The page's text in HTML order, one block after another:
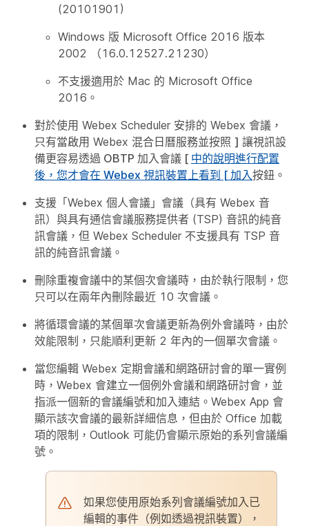
(20101901)
Windows 版 Microsoft Office 2016 版本
2002 （16.0.12527.21230）
不支援適用於 Mac 的 Microsoft Office
2016。
對於使用 Webex Scheduler 安排的 Webex 會議，
只有當啟用 Webex 混合日曆服務並按照 ] 讓視訊設
備更容易透過 OBTP 加入會議 [ 中的說明進行配置
後，您才會在 Webex 視訊裝置上看到 [ 加入按鈕。
支援「Webex 個人會議」會議（具有 Webex 音
訊）與具有通信會議服務提供者 (TSP) 音訊的純音
訊會議，但 Webex Scheduler 不支援具有 TSP 音
訊的純音訊會議。
刪除重複會議中的某個次會議時，由於執行限制，您
只可以在兩年內刪除最近 10 次會議。
將循環會議的某個單次會議更新為例外會議時，由於
效能限制，只能順利更新 2 年內的一個單次會議。
當您編輯 Webex 定期會議和網路研討會的單一實例
時，Webex 會建立一個例外會議和網路研討會，並
指派一個新的會議編號和加入連結。Webex App 會
顯示該次會議的最新詳細信息，但由於 Office 加載
項的限制，Outlook 可能仍會顯示原始的系列會議編
號。
如果您使用原始系列會議編號加入已
編輯的事件（例如透過視訊裝置），